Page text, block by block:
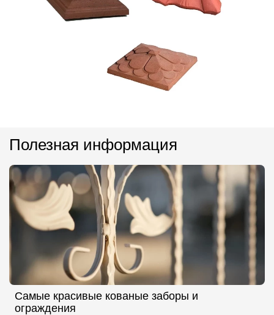
Полезная информация
Самые красивые кованые заборы и
ограждения